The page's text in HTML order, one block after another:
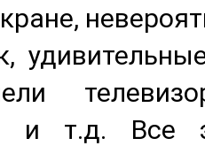
и т.д. Все